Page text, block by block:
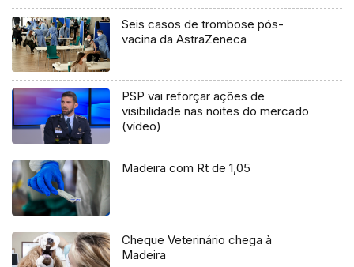
Seis casos de trombose pós-
vacina da AstraZeneca
PSP vai reforçar ações de
visibilidade nas noites do mercado
(vídeo)
Madeira com Rt de 1,05
Cheque Veterinário chega à
Madeira